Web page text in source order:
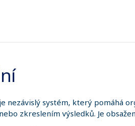
nezávislý systém, který pomáhá
zkreslením výsledků. Je